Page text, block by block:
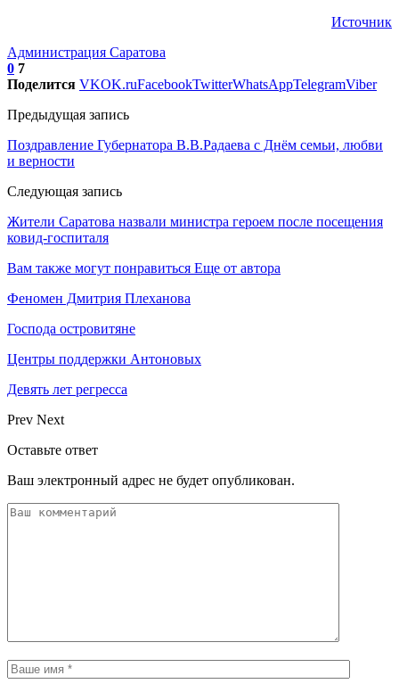
Источник
Администрация Саратова
0 7
Поделится VKOK.ruFacebookTwitterWhatsAppTelegramViber
Предыдущая запись
Поздравление Губернатора В.В.Радаева с Днём семьи, любви
и верности
Следующая запись
Жители Саратова назвали министра героем после посещения
ковид-госпиталя
Вам также могут понравиться Еще от автора
Феномен Дмитрия Плеханова
Господа островитяне
Центры поддержки Антоновых
Девять лет регресса
Prev Next
Оставьте ответ
Ваш электронный адрес не будет опубликован.